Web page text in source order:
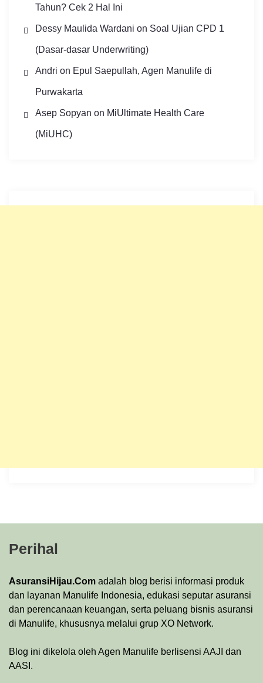
Tahun? Cek 2 Hal Ini
Dessy Maulida Wardani on Soal Ujian CPD 1
(Dasar-dasar Underwriting)
Andri on Epul Saepullah, Agen Manulife di
Purwakarta
Asep Sopyan on MiUltimate Health Care
(MiUHC)
Perihal
AsuransiHijau.Com adalah blog berisi informasi produk
dan layanan Manulife Indonesia, edukasi seputar asuransi
dan perencanaan keuangan, serta peluang bisnis asuransi
di Manulife, khususnya melalui grup XO Network.
Blog ini dikelola oleh Agen Manulife berlisensi AAJI dan
AASI.